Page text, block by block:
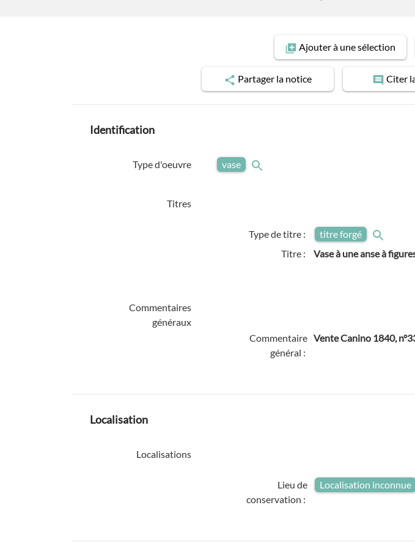
Ajouterà une sélection
Partagerla notice Citer
Identification
Type d'oeuvre vase
Titres
Type de titre :
titre forgé
Titre :
Vase à une anse à
Commentaires
généraux
Commentaire
général :
Vente Canino 1840,
Localisation
Localisations
Lieu de
conservation :
Localisation inconnue